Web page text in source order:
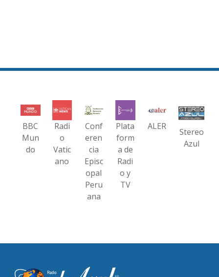
BBC
Mun
do
Radi
o
Vatic
ano
Conf
eren
cia
Episc
opal
Peru
ana
Plata
form
a de
Radi
o y
TV
ALER
Stereo
Azul